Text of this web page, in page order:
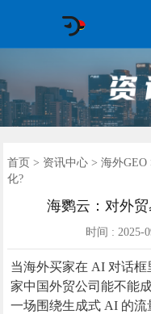
首页 > 资讯中心> 海外GEO
化?
海鹦云：对外
时间 : 2025-
当海外买家在 AI 对话框
家中国外贸公司能不能
一场围绕生成式 AI 的流